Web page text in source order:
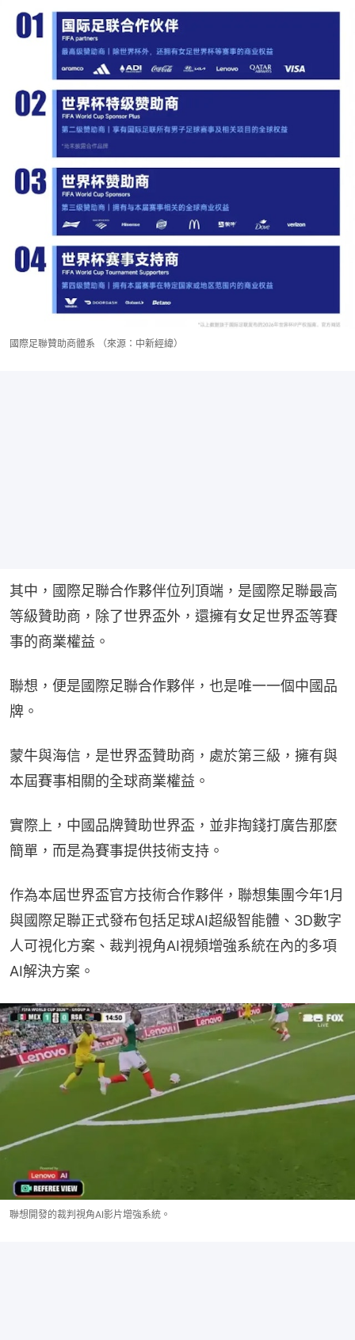
國際足聯贊助商體系 （來源：中新經緯）
其中，國際足聯合作夥伴位列頂端，是國際足聯最高
等級贊助商，除了世界盃外，還擁有女足世界盃等賽
事的商業權益。
聯想，便是國際足聯合作夥伴，也是唯一一個中國品
牌。
蒙牛與海信，是世界盃贊助商，處於第三級，擁有與
本屆賽事相關的全球商業權益。
實際上，中國品牌贊助世界盃，並非掏錢打廣告那麼
簡單，而是為賽事提供技術支持。
作為本屆世界盃官方技術合作夥伴，聯想集團今年1月
與國際足聯正式發布包括足球AI超級智能體、3D數字
人可視化方案、裁判視角AI視頻增強系統在內的多項
AI解決方案。
聯想開發的裁判視角AI影片增強系統。